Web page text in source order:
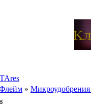
» Микроудобрения